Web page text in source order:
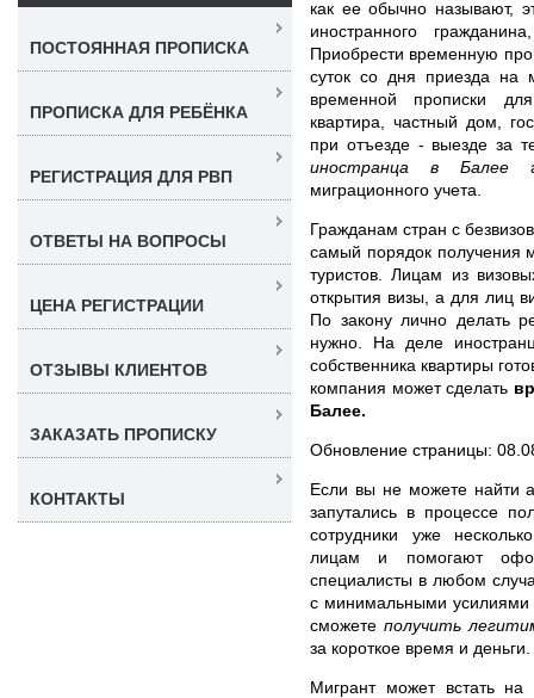
как ее обычно называют,
иностранного
Приобрести временную
суток со дня приезда на
временной прописки
квартира, частный дом,
при отъезде - выезде за
иностранца в Балее
миграционного учета.
Гражданам стран с
самый порядок получения
туристов. Лицам из
открытия визы, а для лиц
По закону лично делать
нужно. На деле
собственника квартиры
компания может сделать
Балее.
Обновление страницы:
Если вы не можете найти
запутались в процессе
сотрудники уже
лицам и помогают
специалисты в любом
с минимальными
сможете получить
за короткое время и деньги.
Мигрант может встать
ПОСТОЯННАЯ ПРОПИСКА
ПРОПИСКА ДЛЯ РЕБЁНКА
РЕГИСТРАЦИЯ ДЛЯ РВП
ОТВЕТЫ НА ВОПРОСЫ
ЦЕНА РЕГИСТРАЦИИ
ОТЗЫВЫ КЛИЕНТОВ
ЗАКАЗАТЬ ПРОПИСКУ
КОНТАКТЫ